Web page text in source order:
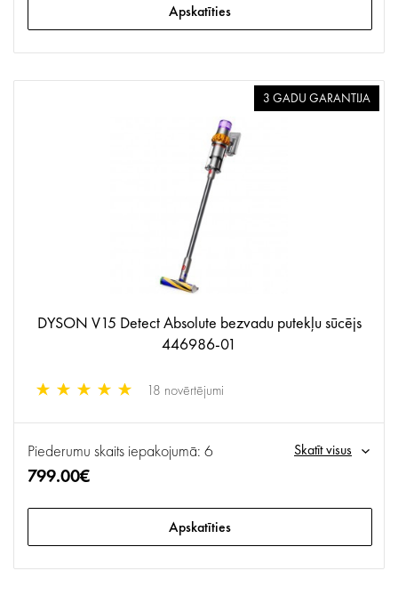
Apskatīties
3 GADU GARANTIJA
DYSON V15 Detect Absolute bezvadu putekļu sūcējs
446986-01
18 novērtējumi
Piederumu skaits iepakojumā: 6 Skatīt visus
799.00€
Apskatīties